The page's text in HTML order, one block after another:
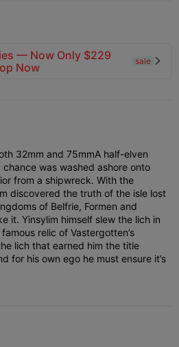
— Now Only $229
Now
sale 
32mm and 75mmA half-elven
was washed ashore onto
from a shipwreck. With the
discovered the truth of the isle lost
of Belfrie, Formen and
it. Yinsylim himself slew the lich in
relic of Vastergotten’s
lich that earned him the title
for his own ego he must ensure it’s